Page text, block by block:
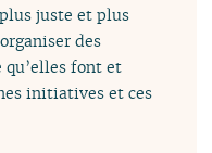
juste et plus
des
qu’elles font et
initiatives et ces